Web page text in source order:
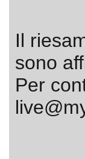
Il
sono
Per